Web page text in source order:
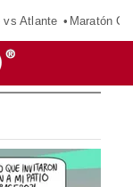
vs Atlante Maratón